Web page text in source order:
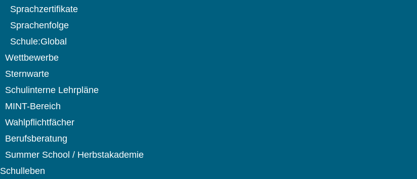
Sprachzertifikate
Sprachenfolge
Schule:Global
Wettbewerbe
Sternwarte
Schulinterne Lehrpläne
MINT-Bereich
Wahlpflichtfächer
Berufsberatung
Summer School / Herbstakademie
Schulleben